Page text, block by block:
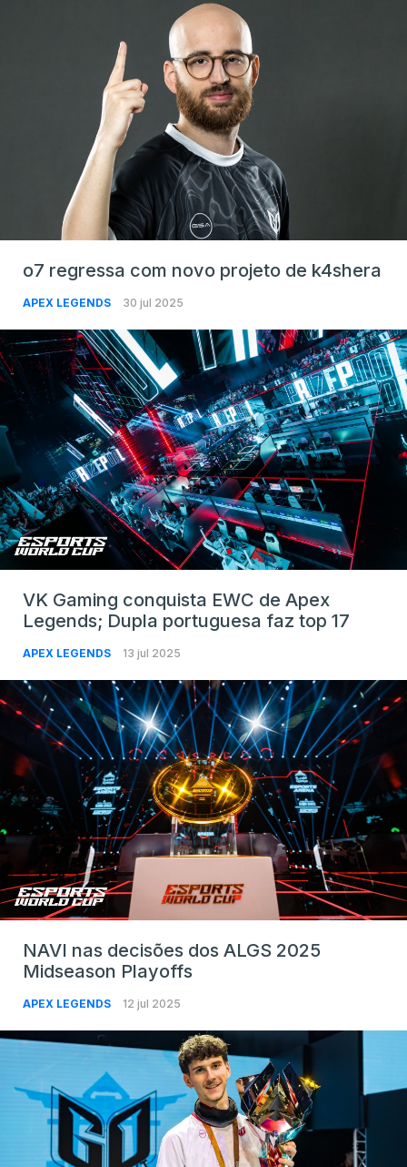
o7 regressa com novo projeto de k4shera
APEX LEGENDS 30 jul 2025
VK Gaming conquista EWC de Apex
Legends; Dupla portuguesa faz top 17
APEX LEGENDS 13 jul 2025
NAVI nas decisões dos ALGS 2025
Midseason Playoffs
APEX LEGENDS 12 jul 2025